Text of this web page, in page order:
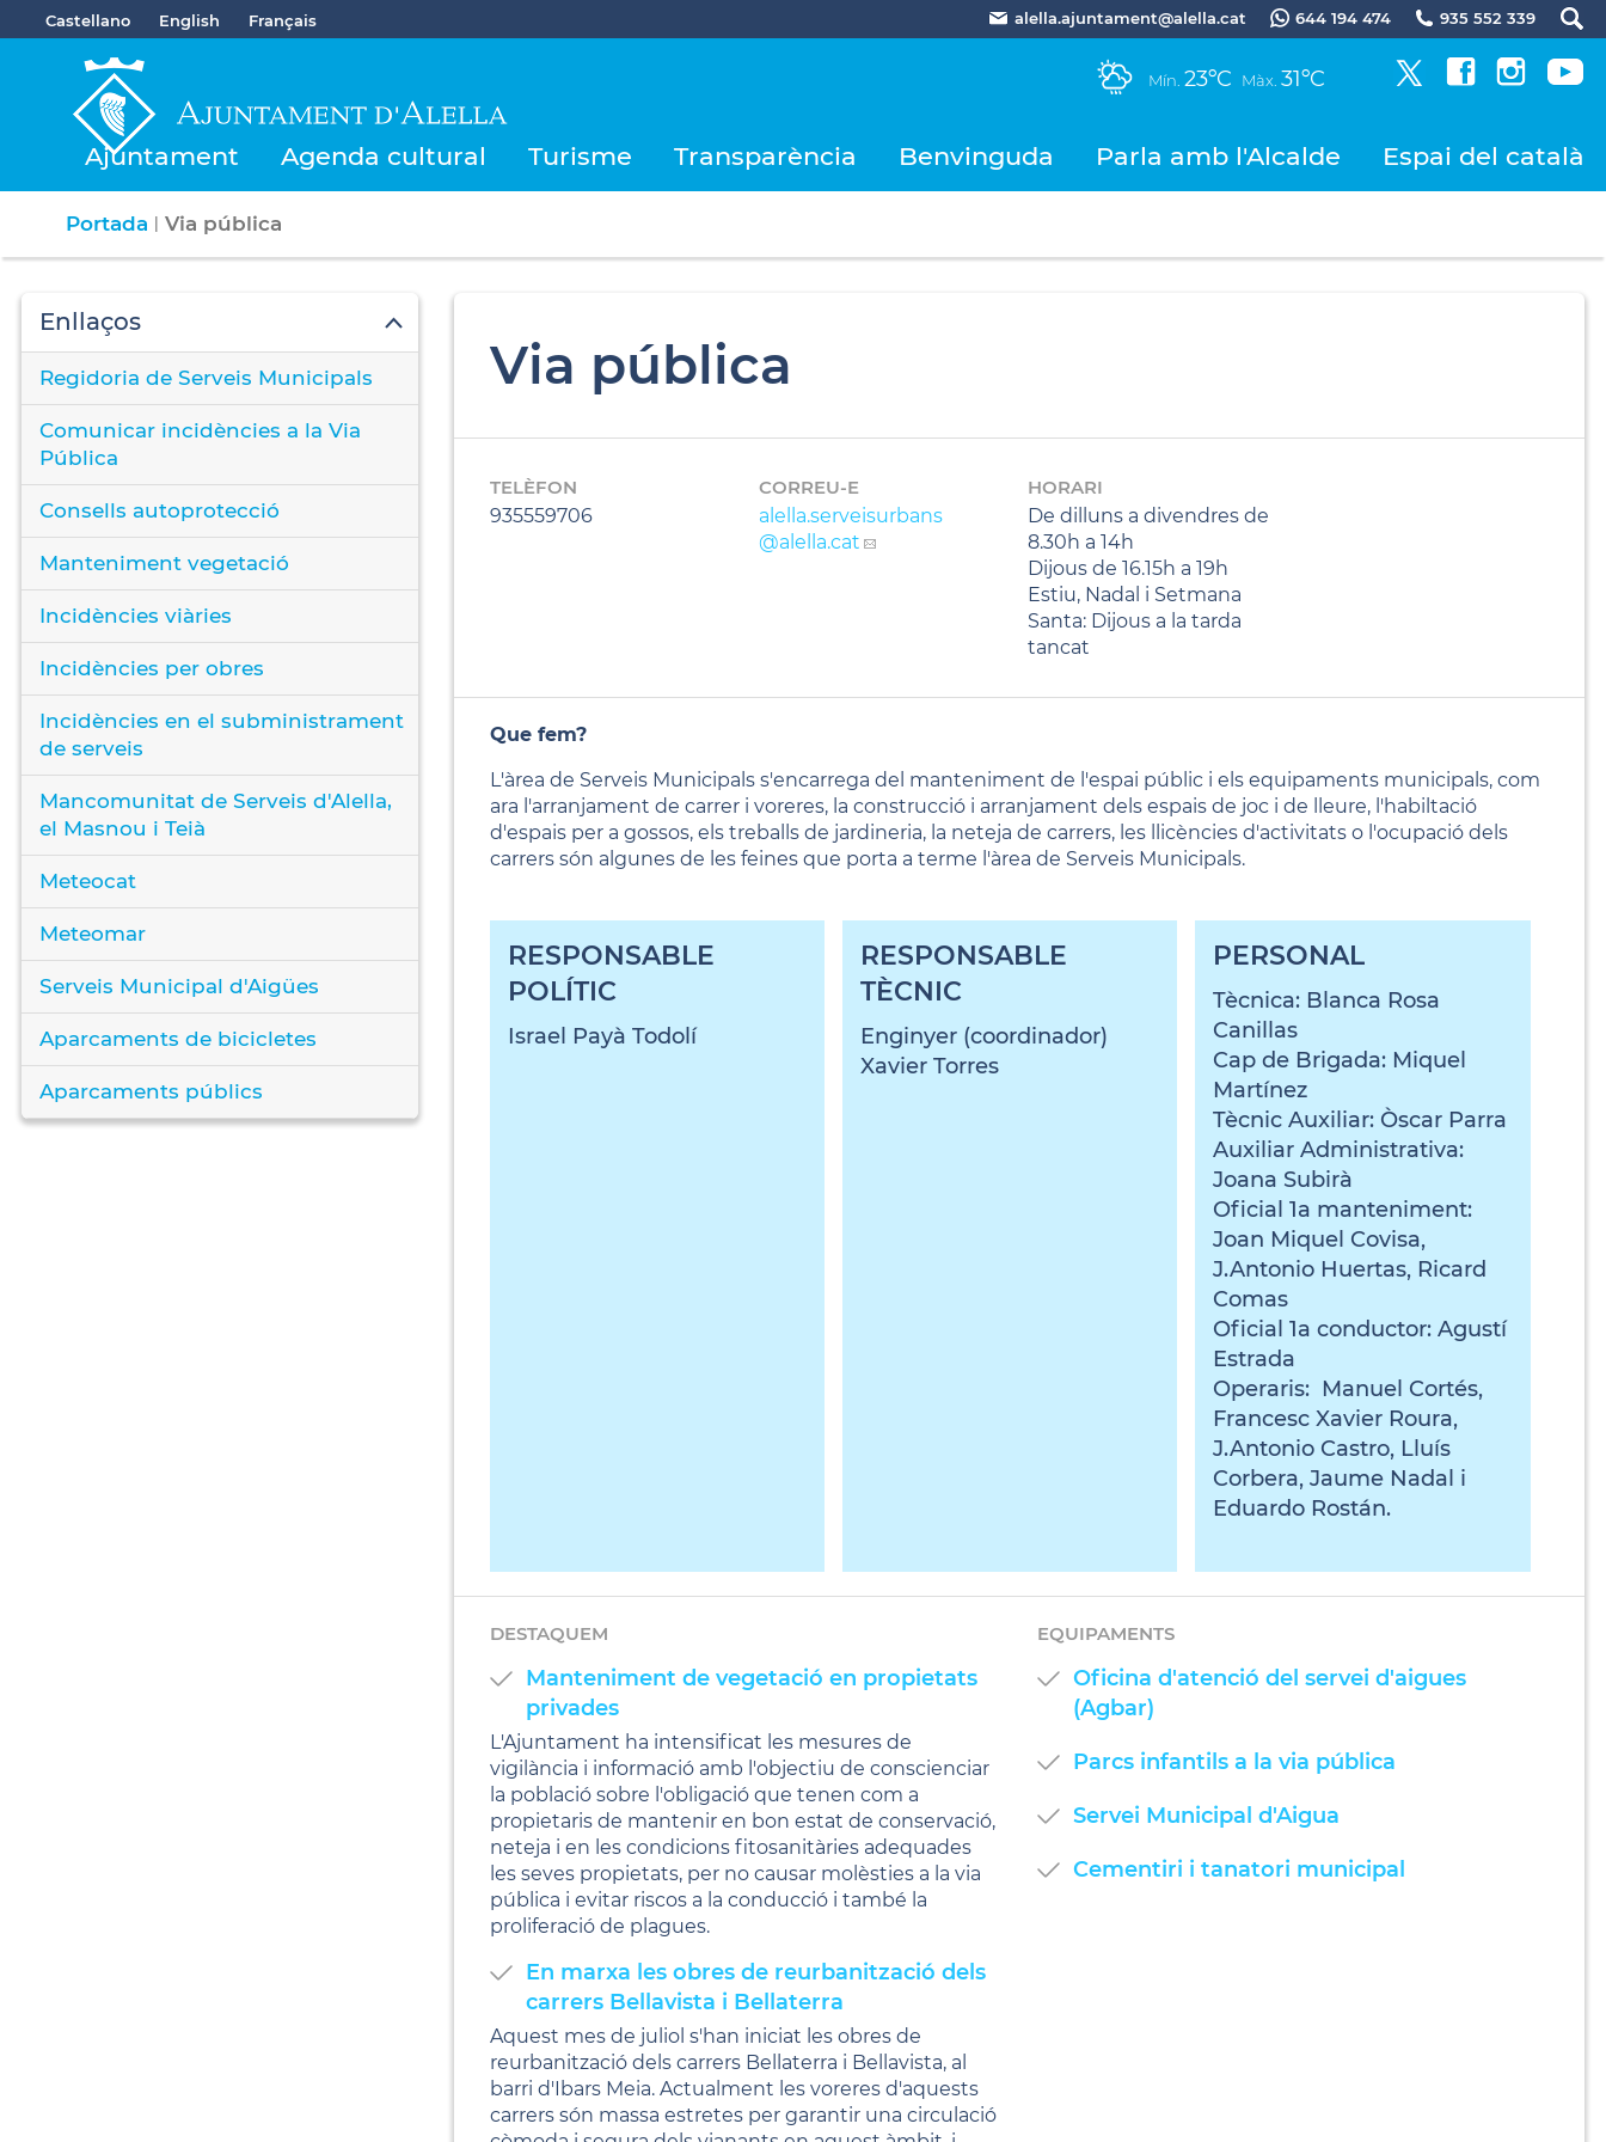
Castellano English Français alella.ajuntament@alella.cat 644 194 474 935 552 339
Mín. 23ºC Màx. 31ºC
Ajuntament Agenda cultural Turisme Transparència Benvinguda Parla amb l'Alcalde Espai del català
Portada | Via pública
Enllaços
Regidoria de Serveis Municipals
Comunicar incidències a la Via
Pública
Consells autoprotecció
Manteniment vegetació
Incidències viàries
Incidències per obres
Incidències en el subministrament
de serveis
Mancomunitat de Serveis d'Alella,
el Masnou i Teià
Meteocat
Meteomar
Serveis Municipal d'Aigües
Aparcaments de bicicletes
Aparcaments públics
Via pública
TELÈFON
935559706
CORREU-E
alella.serveisurbans
@alella.cat
HORARI
De dilluns a divendres de
8.30h a 14h
Dijous de 16.15h a 19h
Estiu, Nadal i Setmana
Santa: Dijous a la tarda
tancat
Que fem?
L'àrea de Serveis Municipals s'encarrega del manteniment de l'espai públic i els equipaments municipals, com
ara l'arranjament de carrer i voreres, la construcció i arranjament dels espais de joc i de lleure, l'habiltació
d'espais per a gossos, els treballs de jardineria, la neteja de carrers, les llicències d'activitats o l'ocupació dels
carrers són algunes de les feines que porta a terme l'àrea de Serveis Municipals.
RESPONSABLE
POLÍTIC
Israel Payà Todolí
RESPONSABLE
TÈCNIC
Enginyer (coordinador)
Xavier Torres
PERSONAL
Tècnica: Blanca Rosa
Canillas
Cap de Brigada: Miquel
Martínez
Tècnic Auxiliar: Òscar Parra
Auxiliar Administrativa:
Joana Subirà
Oficial 1a manteniment:
Joan Miquel Covisa,
J.Antonio Huertas, Ricard
Comas
Oficial 1a conductor: Agustí
Estrada
Operaris: Manuel Cortés,
Francesc Xavier Roura,
J.Antonio Castro, Lluís
Corbera, Jaume Nadal i
Eduardo Rostán.
DESTAQUEM
Manteniment de vegetació en propietats
privades
L'Ajuntament ha intensificat les mesures de
vigilància i informació amb l'objectiu de conscienciar
la població sobre l'obligació que tenen com a
propietaris de mantenir en bon estat de conservació,
neteja i en les condicions fitosanitàries adequades
les seves propietats, per no causar molèsties a la via
pública i evitar riscos a la conducció i també la
proliferació de plagues.
En marxa les obres de reurbanització dels
carrers Bellavista i Bellaterra
Aquest mes de juliol s'han iniciat les obres de
reurbanització dels carrers Bellaterra i Bellavista, al
barri d'Ibars Meia. Actualment les voreres d'aquests
carrers són massa estretes per garantir una circulació
EQUIPAMENTS
Oficina d'atenció del servei d'aigues
(Agbar)
Parcs infantils a la via pública
Servei Municipal d'Aigua
Cementiri i tanatori municipal